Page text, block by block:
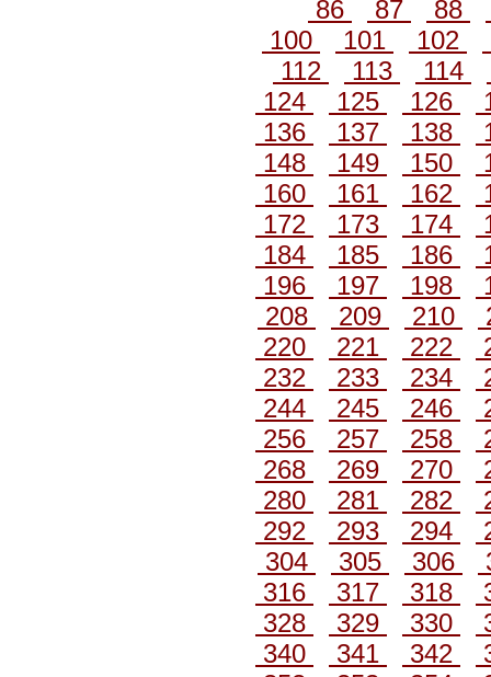
86 87 88
100
101 102
112
113 114
124
125 126
136
137 138
148
149 150
160
161 162
172
173 174
184
185 186
196
197 198
208
209 210
220
221 222
232
233 234
244
245 246
256
257 258
268
269 270
280
281 282
292
293 294
304
305 306
316
317 318
328
329 330
340
341 342